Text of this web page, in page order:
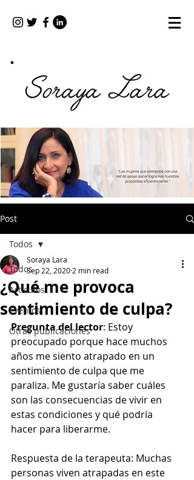
Post
Todos
Artículos
Eventos
Otras publicaciones
Todos
¿Qué me provoca
sentimiento de culpa?
Soraya Lara
Sep 22, 2020 2 min read
Pregunta del lector: Estoy
preocupado porque hace muchos
años me siento atrapado en un
sentimiento de culpa que me
paraliza. Me gustaría saber cuáles
son las consecuencias de vivir en
estas condiciones y qué podría
hacer para liberarme.
Respuesta de la terapeuta: Muchas
personas viven atrapadas en este